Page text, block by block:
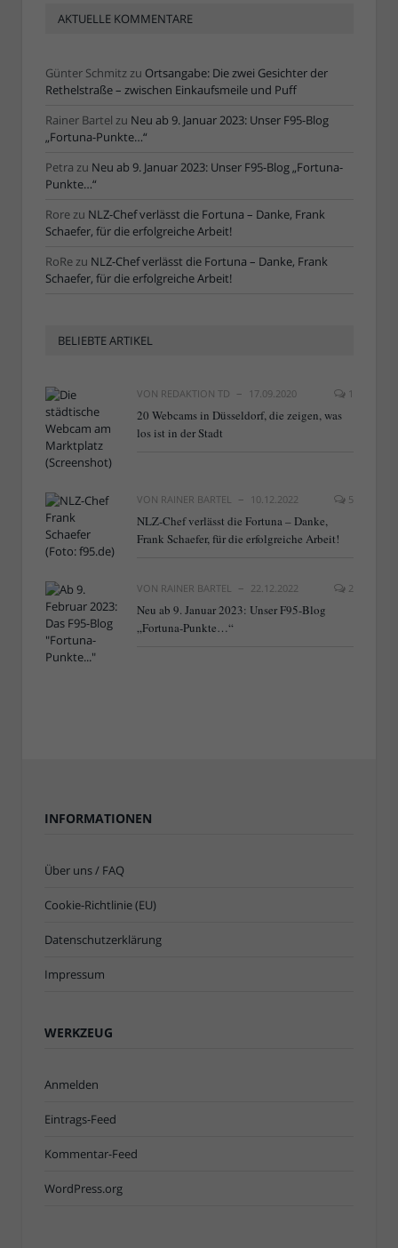
AKTUELLE KOMMENTARE
Günter Schmitzzu Ortsangabe: Die zwei Gesichter der
Rethelstraße – zwischen Einkaufsmeile und Puff
Rainer Bartel zu Neu ab 9. Januar 2023: Unser F95-Blog
„Fortuna-Punkte…“
Petra zu Neu ab 9. Januar 2023: Unser F95-Blog „Fortuna-
Punkte…“
Rorezu NLZ-Chef verlässt die Fortuna – Danke, Frank
Schaefer, für die erfolgreiche Arbeit!
RoRezu NLZ-Chef verlässt die Fortuna – Danke, Frank
Schaefer, für die erfolgreiche Arbeit!
BELIEBTE ARTIKEL
VON REDAKTION TD 17.09.2020 1
20 Webcams in Düsseldorf, die zeigen, was
los ist in der Stadt
VON RAINER BARTEL 10.12.2022 5
NLZ-Chef verlässt die Fortuna – Danke,
Frank Schaefer, für die erfolgreiche Arbeit!
VON RAINER BARTEL 22.12.2022 2
Neu ab 9. Januar 2023: Unser F95-Blog
„Fortuna-Punkte…“
INFORMATIONEN
Über uns / FAQ
Cookie-Richtlinie (EU)
Datenschutzerklärung
Impressum
WERKZEUG
Anmelden
Eintrags-Feed
Kommentar-Feed
WordPress.org